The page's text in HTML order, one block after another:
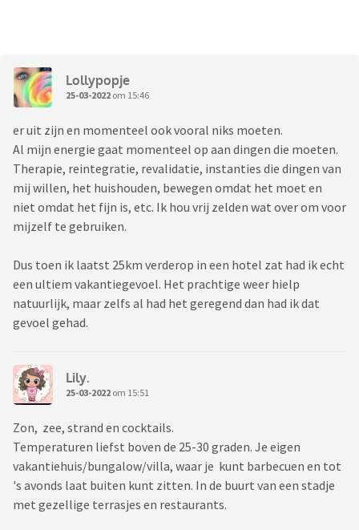
Lollypopje
25-03-2022 om 15:46
er uit zijn en momenteel ook vooral niks moeten.
Al mijn energie gaat momenteel op aan dingen die moeten.
Therapie, reintegratie, revalidatie, instanties die dingen van
mij willen, het huishouden, bewegen omdat het moet en
niet omdat het fijn is, etc. Ik hou vrij zelden wat over om voor
mijzelf te gebruiken.
Dus toen ik laatst 25km verderop in een hotel zat had ik echt
een ultiem vakantiegevoel. Het prachtige weer hielp
natuurlijk, maar zelfs al had het geregend dan had ik dat
gevoel gehad.
Lily.
25-03-2022 om 15:51
Zon, zee, strand en cocktails.
Temperaturen liefst boven de 25-30 graden. Je eigen
vakantiehuis/bungalow/villa, waar je kunt barbecuen en tot
's avonds laat buiten kunt zitten. In de buurt van een stadje
met gezellige terrasjes en restaurants.